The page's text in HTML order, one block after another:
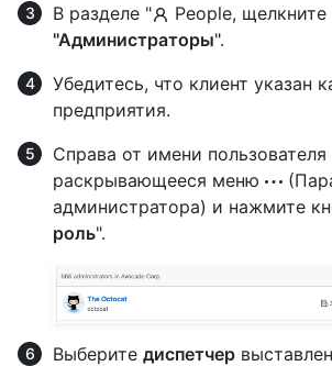
В разделе "
People, щелкните
"Администраторы".
Убедитесь, что клиент указан
предприятия.
Справа от имени
раскрывающееся меню
администратора) и нажмите
роль".
Выберите диспетчер